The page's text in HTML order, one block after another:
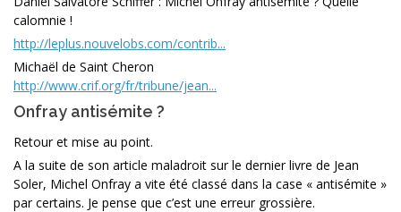
calomnie !
http://leplus.nouvelobs.com/contrib...
Michaël de Saint Cheron
http://www.crif.org/fr/tribune/jean...
Onfray antisémite ?
Retour et mise au point.
A la suite de son article maladroit sur le dernier livre de Jean
Soler, Michel Onfray a vite été classé dans la case « antisémite »
par certains. Je pense que c’est une erreur grossière.